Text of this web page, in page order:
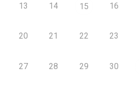
13 14 15 16
20 21 22 23
27 28 29 30